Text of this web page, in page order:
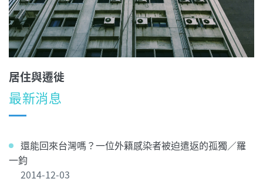
居住與遷徙
最新消息
還能回來台灣嗎？一位外籍感染者被迫遣返的孤獨／羅
一鈞
2014-12-03